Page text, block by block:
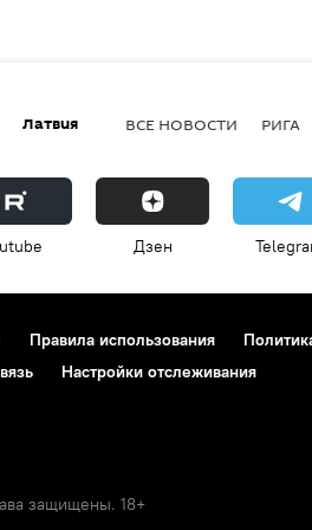
Латвия ВСЕ НОВОСТИ РИГА
Дзен
Правила использования
Настройки отслеживания
защищены. 18+